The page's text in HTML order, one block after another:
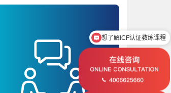
想了解ICF认证教练课程